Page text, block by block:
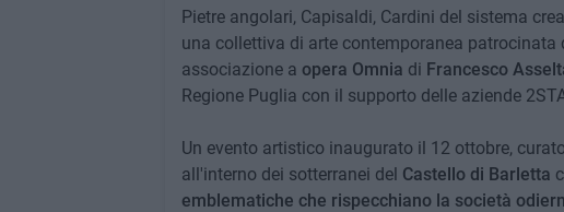
Pietre angolari, Capisaldi, Cardini del sistema
una collettiva di arte contemporanea
associazione a opera Omnia di Francesco
Regione Puglia con il supporto delle aziende
Un evento artistico inaugurato il 12 ottobre,
all'interno dei sotterranei del Castello di Barletta
emblematiche che rispecchiano la società